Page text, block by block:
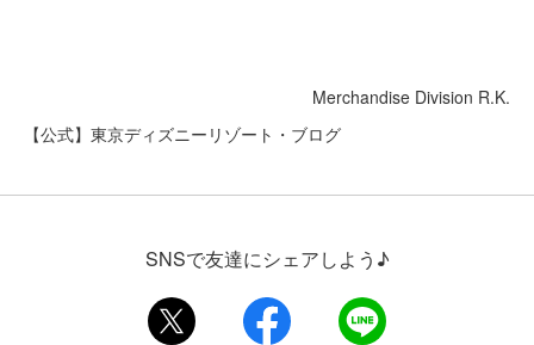
Merchandise Division R.K.
【公式】東京ディズニーリゾート・ブログ
SNSで友達にシェアしよう♪